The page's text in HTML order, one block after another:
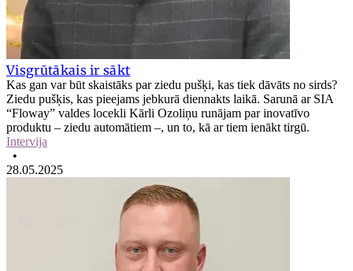
Visgrūtākais ir sākt
Kas gan var būt skaistāks par ziedu pušķi, kas tiek dāvāts no sirds?
Ziedu pušķis, kas pieejams jebkurā diennakts laikā. Sarunā ar SIA
“Floway” valdes locekli Kārli Ozoliņu runājam par inovatīvo
produktu – ziedu automātiem –, un to, kā ar tiem ienākt tirgū.
Intervija
•
28.05.2025